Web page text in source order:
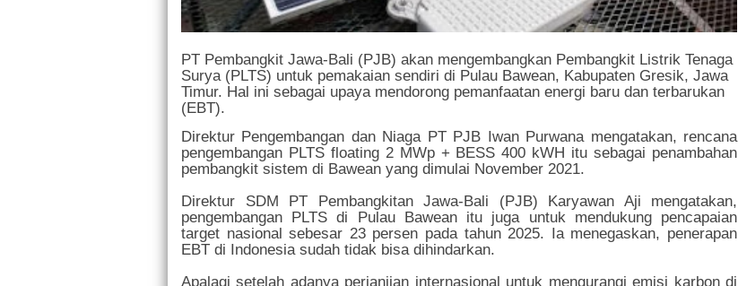
PT Pembangkit Jawa-Bali (PJB) akan mengembangkan Pembangkit Listrik Tenaga
Surya (PLTS) untuk pemakaian sendiri di Pulau Bawean, Kabupaten Gresik, Jawa
Timur. Hal ini sebagai upaya mendorong pemanfaatan energi baru dan terbarukan
(EBT).
Direktur Pengembangan dan Niaga PT PJB Iwan Purwana mengatakan, rencana
pengembangan PLTS floating 2 MWp + BESS 400 kWH itu sebagai penambahan
pembangkit sistem di Bawean yang dimulai November 2021.
Direktur SDM PT Pembangkitan Jawa-Bali (PJB) Karyawan Aji mengatakan,
pengembangan PLTS di Pulau Bawean itu juga untuk mendukung pencapaian
target nasional sebesar 23 persen pada tahun 2025. Ia menegaskan, penerapan
EBT di Indonesia sudah tidak bisa dihindarkan.
Apalagi setelah adanya perjanjian internasional untuk mengurangi emisi karbon di